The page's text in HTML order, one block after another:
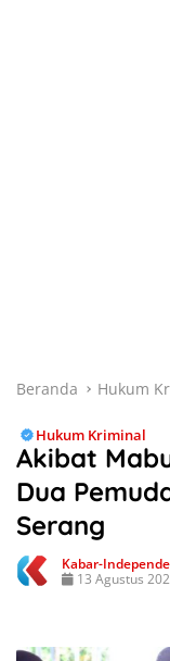
Beranda Hukum
Hukum Kriminal
Akibat
Dua
Serang
Kabar-
13 Agustus